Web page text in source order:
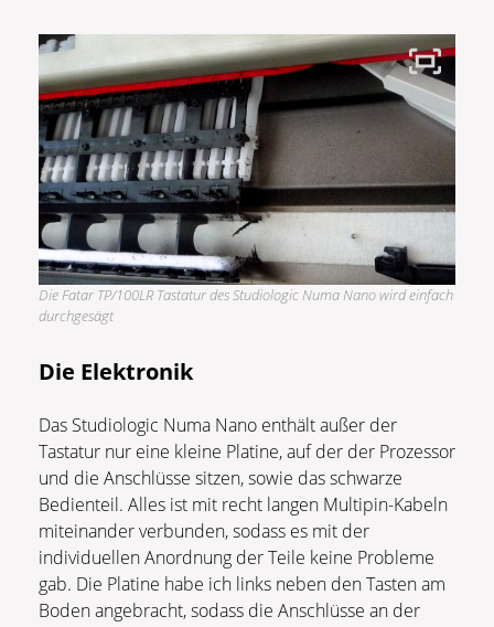
Die Fatar TP/100LR Tastatur des Studiologic Numa Nano wird einfach
durchgesägt
Die Elektronik
Das Studiologic Numa Nano enthält außer der
Tastatur nur eine kleine Platine, auf der der Prozessor
und die Anschlüsse sitzen, sowie das schwarze
Bedienteil. Alles ist mit recht langen Multipin-Kabeln
miteinander verbunden, sodass es mit der
individuellen Anordnung der Teile keine Probleme
gab. Die Platine habe ich links neben den Tasten am
Boden angebracht, sodass die Anschlüsse an der